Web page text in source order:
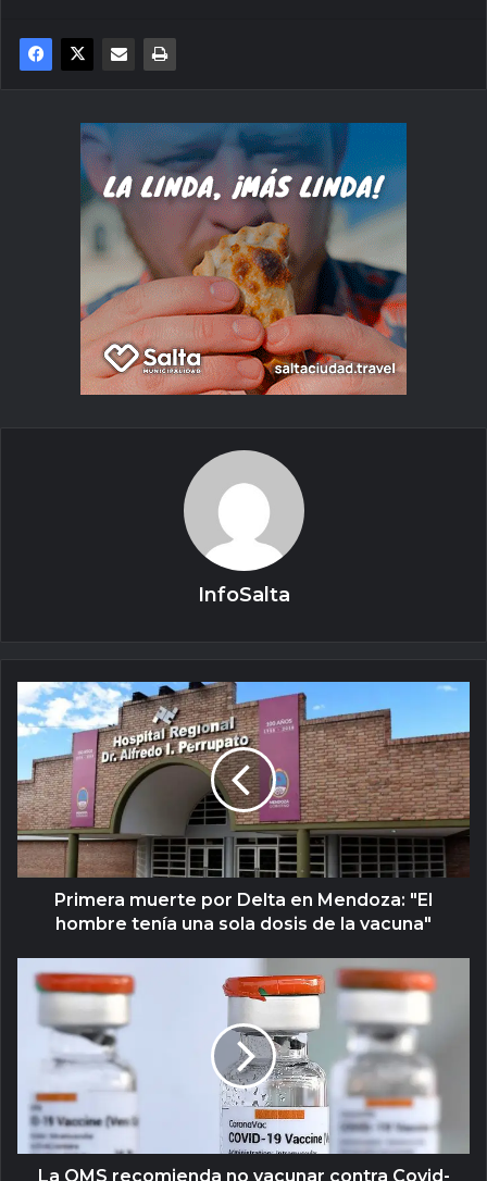
InfoSalta
Primera muerte por Delta en Mendoza: "El
hombre tenía una sola dosis de la vacuna"
La OMS recomienda no vacunar contra Covid-